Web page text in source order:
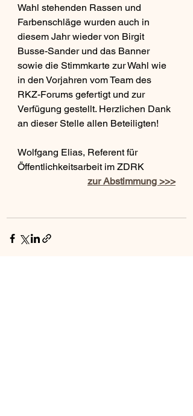
Wahl stehenden Rassen und
Farbenschläge wurden auch in
diesem Jahr wieder von Birgit
Busse-Sander und das Banner
sowie die Stimmkarte zur Wahl wie
in den Vorjahren vom Team des
RKZ-Forums gefertigt und zur
Verfügung gestellt. Herzlichen Dank
an dieser Stelle allen Beteiligten!
Wolfgang Elias, Referent für
Öffentlichkeitsarbeit im ZDRK
zur Abstimmung >>>